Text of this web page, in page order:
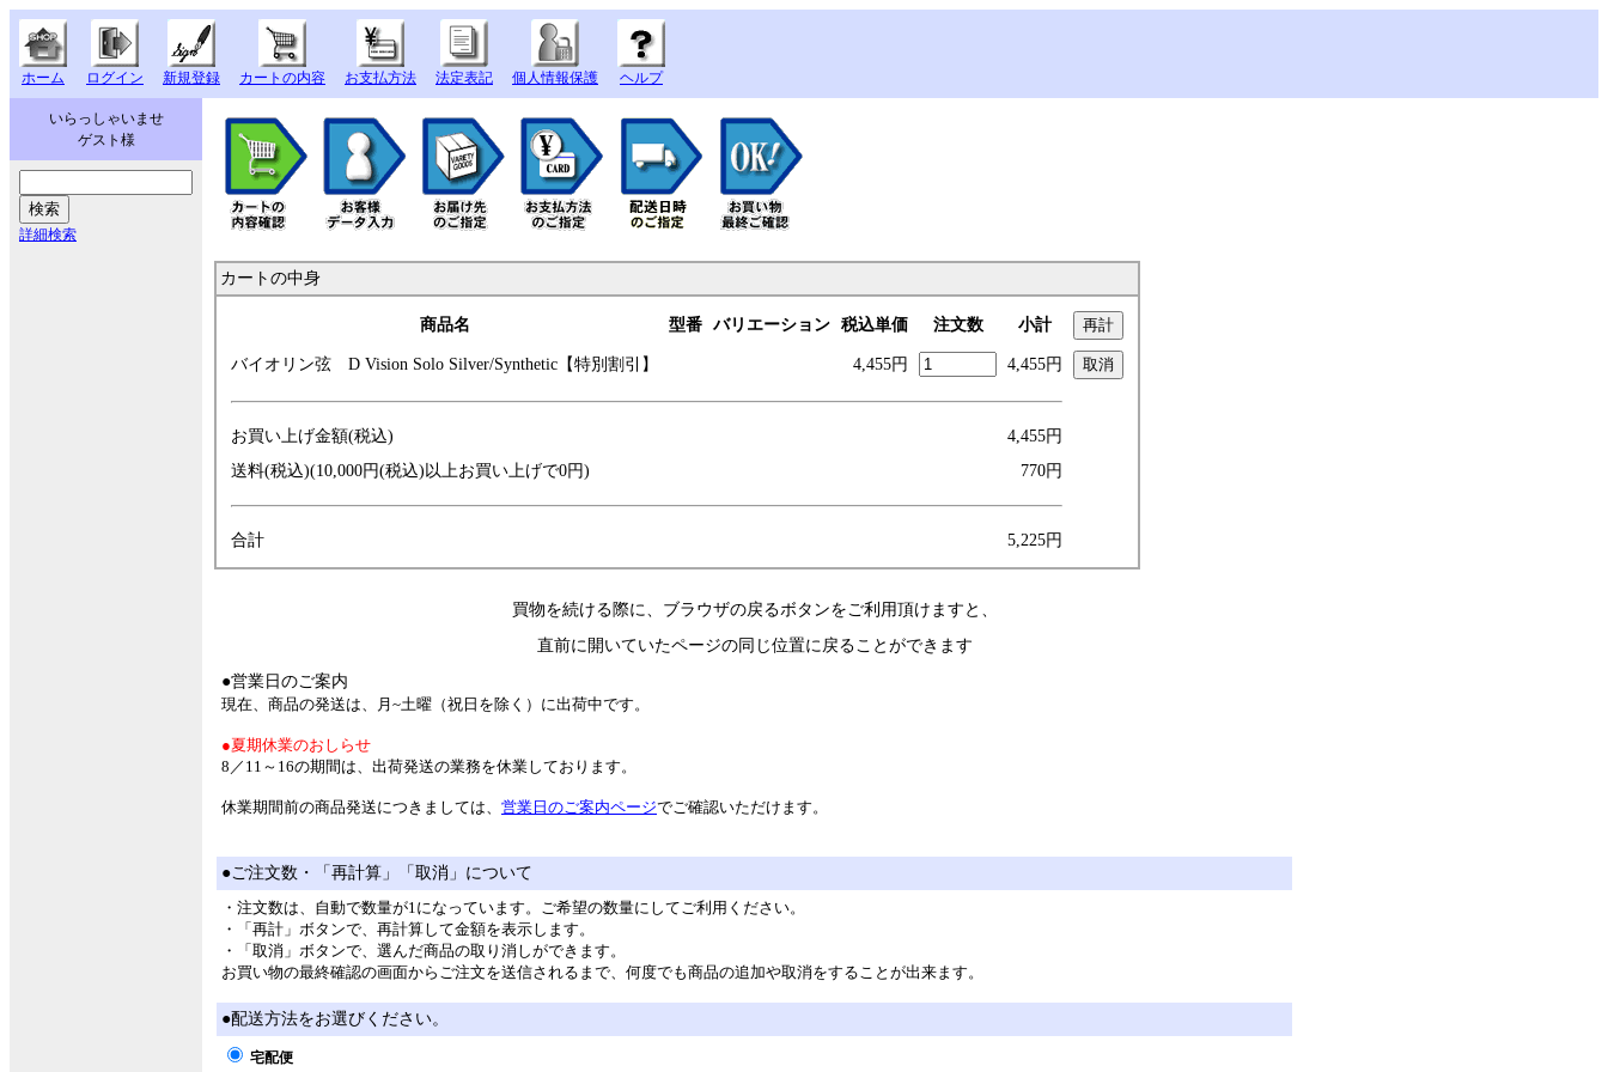
ホーム ログイン 新規登録 カートの内容 お支払方法 法定表記 個人情報保護 ヘルプ
いらっしゃいませ
ゲスト様
詳細検索
カートの中身
商品名 型番 バリエーション 税込単価 注文数 小計
バイオリン弦 D Vision Solo Silver/Synthetic【特別割引】 4,455円 4,455円
お買い上げ金額(税込)
4,455円
送料(税込)(10,000円(税込)以上お買い上げで0円)
770円
合計 5,225円
買物を続ける際に、ブラウザの戻るボタンをご利用頂けますと、
直前に開いていたページの同じ位置に戻ることができます
●営業日のご案内
現在、商品の発送は、月~土曜（祝日を除く）に出荷中です。
●夏期休業のおしらせ
8／11～16の期間は、出荷発送の業務を休業しております。
休業期間前の商品発送につきましては、 営業日のご案内ページでご確認いただけます。
●ご注文数・「再計算」「取消」について
・注文数は、自動で数量が1になっています。ご希望の数量にしてご利用ください。
・「再計」ボタンで、再計算して金額を表示します。
・「取消」ボタンで、選んだ商品の取り消しができます。
お買い物の最終確認の画面からご注文を送信されるまで、何度でも商品の追加や取消をすることが出来ます。
●配送方法をお選びください。
宅配便